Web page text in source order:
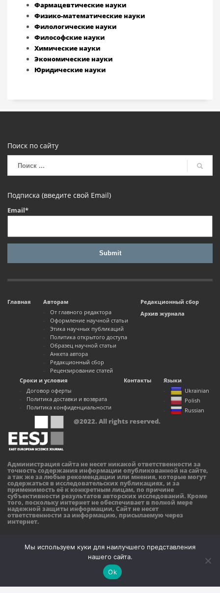
Фармацевтические науки
Физико-математические науки
Филологические науки
Философские науки
Химические науки
Экономические науки
Юридические науки
Поиск по сайту
Подписка (введите свой Email)
Email*
Главная
Авторам
От главного редактора
Оформление научной статьи
Этика научных публикаций
Политика открытого доступа
Образец научной статьи
Анкета автора
Редакционный сбор
Рецензирование статей
Редакционный сбор
Архив журнала
Сроки и условия
Договор оферты
Политика доставки и возврата
Политика конфиденциальности
Контакты
Языки
Ukrainian
Polish
Russian
@2022. All rights reserved.
Администрация сайта не несет никакой ответственности за
точность содержания информации опубликованной на сайте,
а так же за любые рекомендации или мнения, которые могут
содержаться в исследовательских публикациях, и за
применимость её к конкретным лицам, по причине
субъективности результатов авторских исследований. Кроме
того, поскольку интернет не обеспечивает в полной мере
надежной защиты информации, Сайт не несет
ответственности за информацию, присылаемую через
интернет.
Мы используем куки для наилучшего представления
нашего сайта.
Ok